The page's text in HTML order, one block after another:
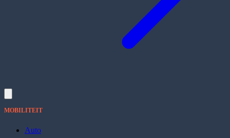
MOBILITEIT
Auto